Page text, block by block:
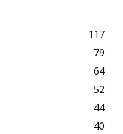
117
79
64
52
44
40